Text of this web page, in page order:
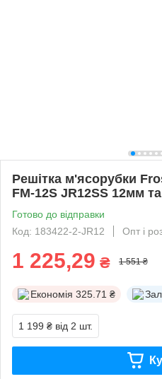
Решітка м'ясорубки
FM-12S JR12SS 12мм
Готово до відправки
Код: 183422-2-JR12
Опт і
1 225,29 ₴ 1 551 ₴
Економія 325.71 ₴
1 199 ₴ від 2 шт.